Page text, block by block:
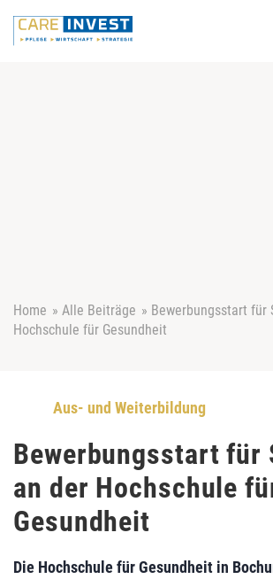
Home » Alle Beiträge » Bewerbungsstart für
Hochschule für Gesundheit
Aus- und Weiterbildung
Bewerbungsstart für
an der Hochschule
Gesundheit
Die Hochschule für Gesundheit in